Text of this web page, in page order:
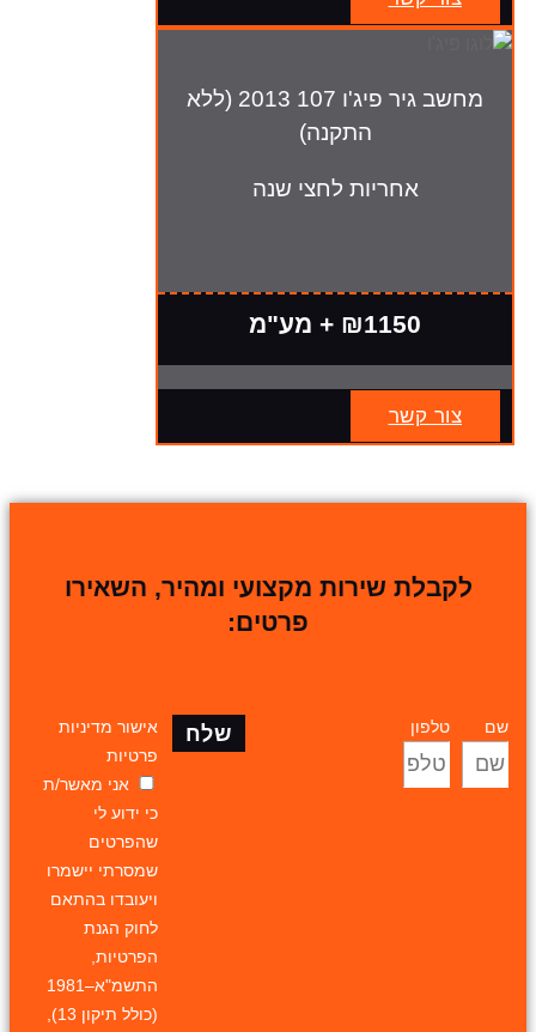
מחשב גיר פיג'ו 107 2013 (ללא
התקנה)
אחריות לחצי שנה
₪1150 + מע"מ
צור קשר
לקבלת שירות מקצועי ומהיר, השאירו
פרטים:
שם טלפון
אישור מדיניות
פרטיות
אני מאשר/ת
כי ידוע לי
שהפרטים
שמסרתי יישמרו
ויעובדו בהתאם
לחוק הגנת
הפרטיות,
התשמ"א–1981
(כולל תיקון 13),
שלח